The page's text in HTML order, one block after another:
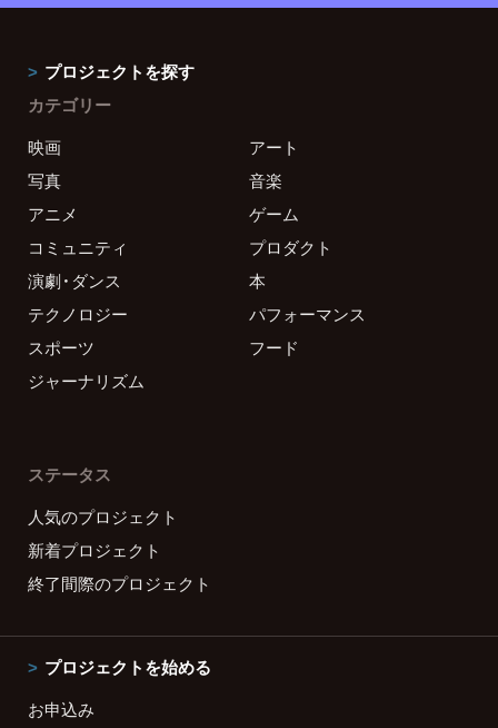
プロジェクトを探す
カテゴリー
映画
アート
写真
音楽
アニメ
ゲーム
コミュニティ
プロダクト
演劇・ダンス
本
テクノロジー
パフォーマンス
スポーツ
フード
ジャーナリズム
ステータス
人気のプロジェクト
新着プロジェクト
終了間際のプロジェクト
プロジェクトを始める
お申込み